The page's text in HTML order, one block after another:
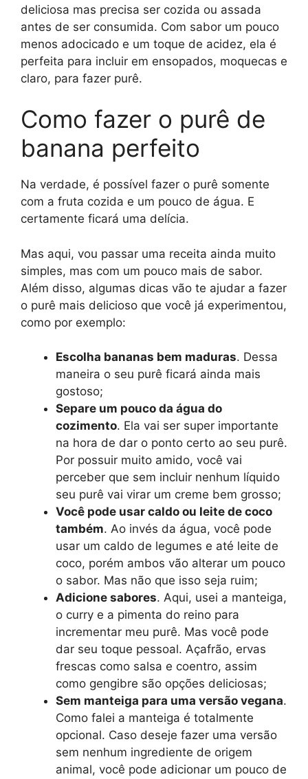
deliciosa mas precisa ser cozida ou assada
antes de ser consumida. Com sabor um pouco
menos adocicado e um toque de acidez, ela é
perfeita para incluir em ensopados, moquecas e
claro, para fazer purê.
Como fazer o purê de
banana perfeito
Na verdade, é possível fazer o purê somente
com a fruta cozida e um pouco de água. E
certamente ficará uma delícia.
Mas aqui, vou passar uma receita ainda muito
simples, mas com um pouco mais de sabor.
Além disso, algumas dicas vão te ajudar a fazer
o purê mais delicioso que você já experimentou,
como por exemplo:
Escolha bananas bem maduras. Dessa
maneira o seu purê ficará ainda mais
gostoso;
Separe um pouco da água do
cozimento. Ela vai ser super importante
na hora de dar o ponto certo ao seu purê.
Por possuir muito amido, você vai
perceber que sem incluir nenhum líquido
seu purê vai virar um creme bem grosso;
Você pode usar caldo ou leite de coco
também. Ao invés da água, você pode
usar um caldo de legumes e até leite de
coco, porém ambos vão alterar um pouco
o sabor. Mas não que isso seja ruim;
Adicione sabores. Aqui, usei a manteiga,
o curry e a pimenta do reino para
incrementar meu purê. Mas você pode
dar seu toque pessoal. Açafrão, ervas
frescas como salsa e coentro, assim
como gengibre são opções deliciosas;
Sem manteiga para uma versão vegana.
Como falei a manteiga é totalmente
opcional. Caso deseje fazer uma versão
sem nenhum ingrediente de origem
animal, você pode adicionar um pouco de